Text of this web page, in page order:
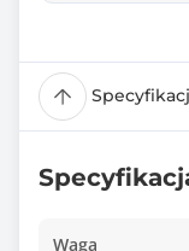
Waga